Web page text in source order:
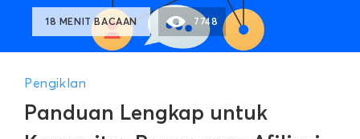
Panduan Lengkap untuk
Pengiklan
18 MENIT BACAAN 7748